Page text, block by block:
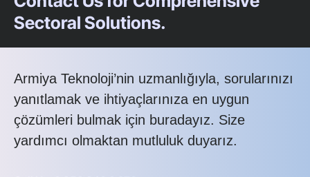
Sectoral Solutions.
Armiya Teknoloji’nin uzmanlığıyla, sorularınızı
yanıtlamak ve ihtiyaçlarınıza en uygun
çözümleri bulmak için buradayız. Size
yardımcı olmaktan mutluluk duyarız.